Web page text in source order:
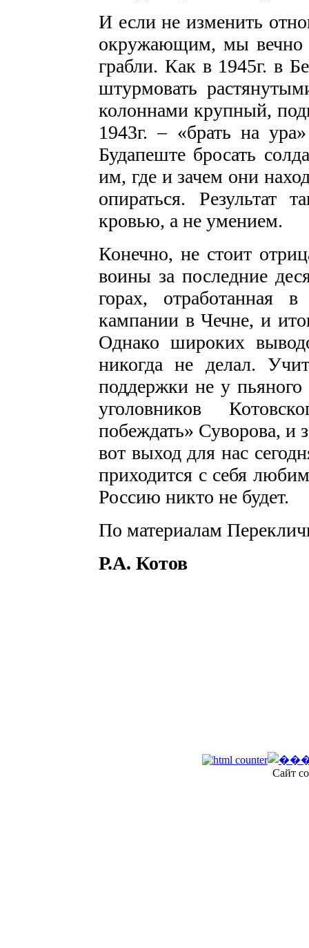
И если не изменить
окружающим, мы вечно
грабли. Как в 1945г. в
штурмовать
колоннами крупный,
1943г. – «брать на
Будапеште бросать
им, где и зачем они
опираться. Результат
кровью, а не умением.
Конечно, не стоит
воины за последние
горах, отработанная
кампании в Чечне, и
Однако широких
никогда не делал.
поддержки не у
уголовников
побеждать» Суворова, и
вот выход для нас
приходится с себя
Россию никто не будет.
По материалам
Р.А. Котов
Сайт